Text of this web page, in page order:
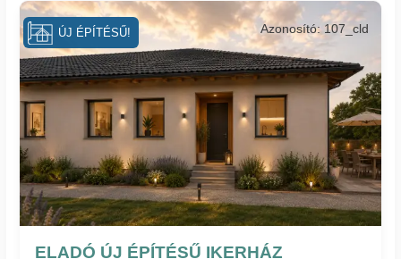
ELADÓ ÚJ ÉPÍTÉSŰ IKERHÁZ
Azonosító: 107_cld
ÚJ ÉPÍTÉSŰ!